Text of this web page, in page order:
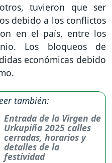
tuvieron que ser
debido a los conflictos
en el país, entre los
Los bloqueos de
económicas debido
también:
Entrada de la Virgen de
Urkupiña 2025 calles
cerradas, horarios y
detalles de la
festividad